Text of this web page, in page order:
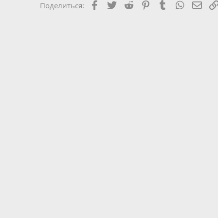
Поделиться: Facebook
Twitter Reddit PinterestTumblr